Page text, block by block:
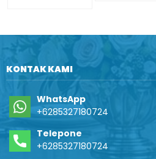
KONTAK KAMI
WhatsApp
+6285327180724
Telepone
+6285327180724